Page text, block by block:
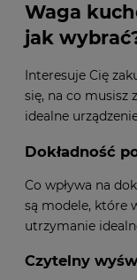
Waga
jak
Interesuje Cię
się, na co musisz
idealne
Dokładność
Co wpływa na
są modele, które
utrzymanie
Czytelny